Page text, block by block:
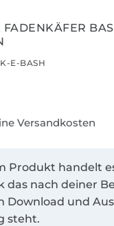
FADENKÄFER
E-BASH
Versandkosten
Produkt handelt
das nach deiner
Download und
steht.